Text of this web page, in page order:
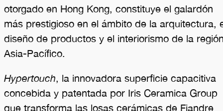
otorgado en Hong Kong, constituye el galardón
más prestigioso en el ámbito de la arquitectura,
diseño de productos y el interiorismo de la
Asia-Pacífico.
Hypertouch , la innovadora superficie capacitiva
concebida y patentada por Iris Ceramica Group
que transforma las losas cerámicas de Fiandre